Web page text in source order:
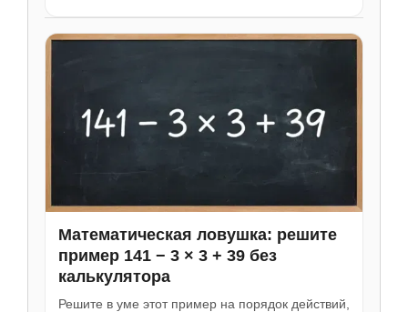
Математическая ловушка: решите
пример 141 − 3 × 3 + 39 без
калькулятора
Решите в уме этот пример на порядок действий,